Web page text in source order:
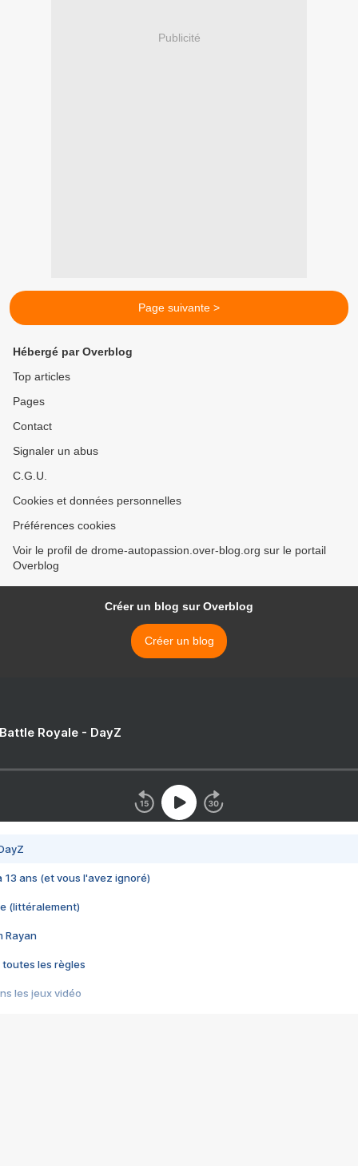
Publicité
Page suivante >
Hébergé par Overblog
Top articles
Pages
Contact
Signaler un abus
C.G.U.
Cookies et données personnelles
Préférences cookies
Voir le profil de drome-autopassion.over-blog.org sur le portail
Overblog
Créer un blog sur Overblog
Créer un blog
Royale - DayZ
13 ans (et vous l'avez ignoré)
(littéralement)
Rayan
toutes les règles
les jeux vidéo